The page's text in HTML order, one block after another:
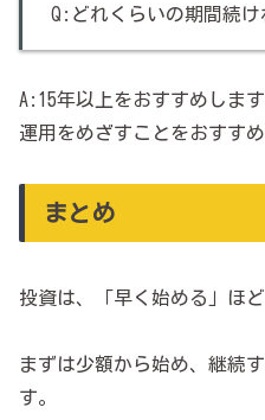
Q:どれくらいの期間続け
A:15年以上をおすすめしま
運用をめざすことをおすすめ
まとめ
投資は、「早く始める」ほ
まずは少額から始め、継続
す。